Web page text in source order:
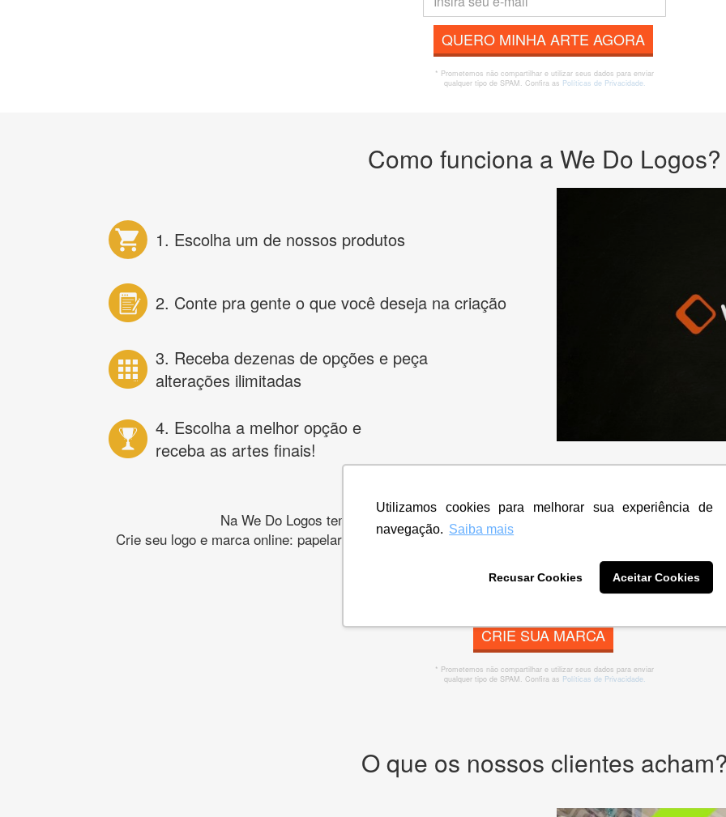
Utilizamos cookies para melhorar sua experiência de
navegação. Saiba mais
Recusar Cookies Aceitar Cookies
QUERO MINHA ARTE AGORA
* Prometemos não compartilhar e utilizar seus dados para enviar
qualquer tipo de SPAM. Confira as Políticas de Privacidade.
Como funciona a We Do Logos?
1. Escolha um de nossos produtos
2. Conte pra gente o que você deseja na criação
3. Receba dezenas de opções e peça
alterações ilimitadas
4. Escolha a melhor opção e
receba as artes finais!
Na We Do Logos temos os melhores designers de logotipos online para criar a
Crie seu logo e marca online: papelaria, banner, cartão de visita, folder, flyer, website e muito
CRIE SUA MARCA
* Prometemos não compartilhar e utilizar seus dados para enviar
qualquer tipo de SPAM. Confira as Políticas de Privacidade.
O que os nossos clientes